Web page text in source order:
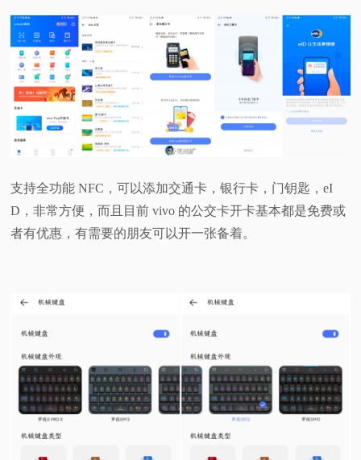
支持全功能 NFC，可以添加交通卡，银行卡，门钥匙，eI
D，非常方便，而且目前 vivo 的公交卡开卡基本都是免费或
者有优惠，有需要的朋友可以开一张备着。